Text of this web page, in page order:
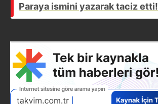
Paraya ismini yazarak taciz etti!